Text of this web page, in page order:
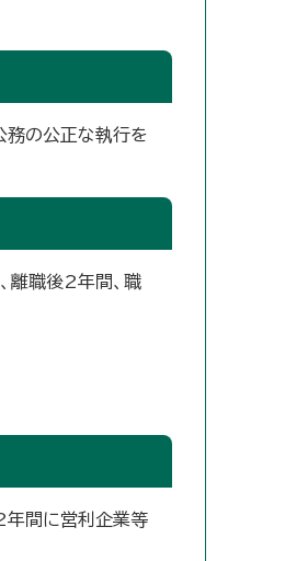
務の公正な執行を
離職後2年間、職
年間に営利企業等